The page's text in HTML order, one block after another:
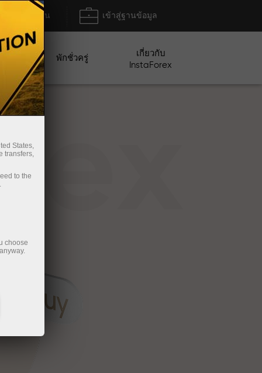
ฝาก/ถอน เข้าสู่ฐานข้อมูล
พักชั่วครู่
เกี่ยวกับ
InstaForex
States,
transfers,
to the
choose